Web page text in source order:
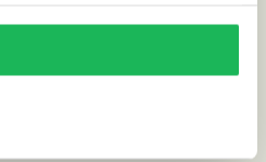
Schrijf review